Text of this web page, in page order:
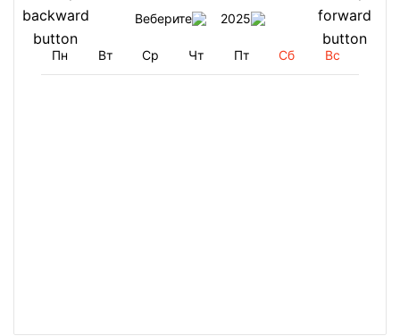
Веберите 2025
Пн Вт Ср Чт Пт Сб Вс